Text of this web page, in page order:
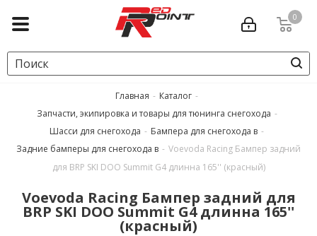
0
Главная - Каталог -
Запчасти, экипировка и товары для тюнинга снегохода -
Шасси для снегохода - Бампера для снегохода в -
Задние бамперы для снегохода в - Voevoda Racing Бампер задний
для BRP SKI DOO Summit G4 длинна 165'' (красный)
Voevoda Racing Бампер задний для
BRP SKI DOO Summit G4 длинна 165''
(красный)